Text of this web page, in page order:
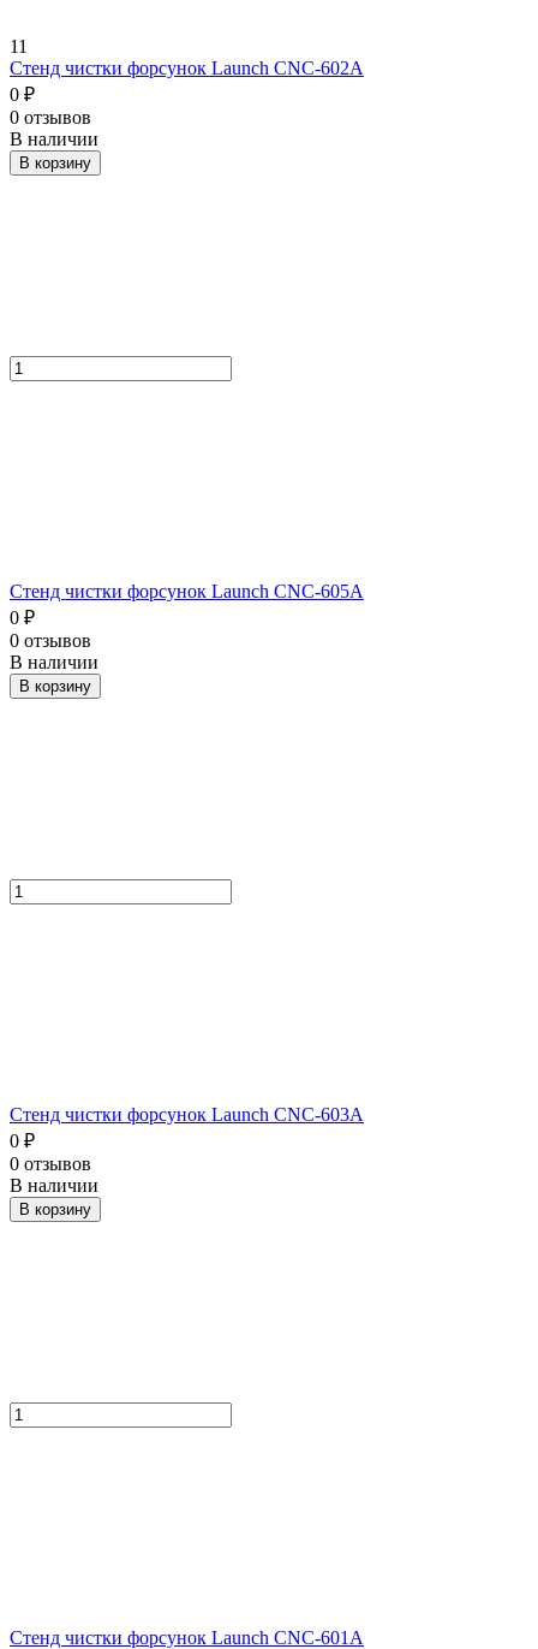
11
Стенд чистки форсунок Launch CNC-602A
0 ₽
0 отзывов
В наличии
В корзину
Стенд чистки форсунок Launch CNC-605A
0 ₽
0 отзывов
В наличии
В корзину
Стенд чистки форсунок Launch CNC-603A
0 ₽
0 отзывов
В наличии
В корзину
Стенд чистки форсунок Launch CNC-601A